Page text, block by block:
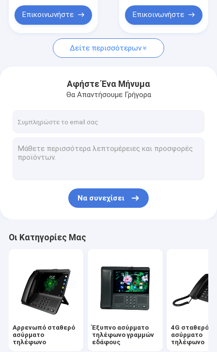
Shopping
Αρρενωπό σταθερό ασύρματο τηλέφωνο
4G σταθερό ασύρματο τηλέφωνο
LTE καθόρισε το ασύρματο τηλέφωνο
Ασύρματο τηλέφωνο Υπουργείων Εσωτερικών
Ασύρματο τηλέφωνο καρτών SIM
Σταθερό ασύρματο τηλέφωνο με τη δυναμική ζώνη
δρομολογητής 4G WIFI LTE
Επικοινωνήστε Επικοινωνήστε
Δείτε περισσότερων
Αφήστε Ένα Μήνυμα
Θα Απαντήσουμε Γρήγορα
Να συνεχίσει
Οι Κατηγορίες Μας
Αρρενωπό σταθερό
ασύρματο
τηλέφωνο
Έξυπνο ασύρματο
τηλέφωνο γραμμών
εδάφους
4G σταθερό
ασύρματο
τηλέφωνο